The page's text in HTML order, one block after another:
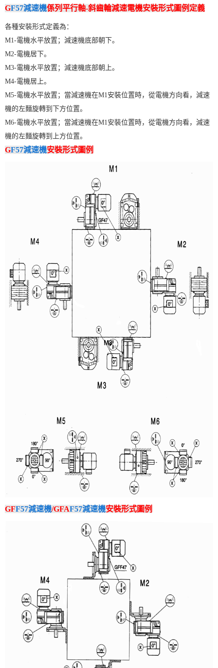
GF57減速機係列平行軸-斜齒輪減速電機安裝形式圖例定義
各種安裝形式定義為：
M1-電機水平放置；減速機底部朝下。
M2-電機居下。
M3-電機水平放置；減速機底部朝上。
M4-電機居上。
M5-電機水平放置；當減速機在M1安裝位置時，從電機方向看，減速
機的左麵旋轉到下方位置。
M6-電機水平放置；當減速機在M1安裝位置時，從電機方向看，減速
機的左麵旋轉到上方位置。
GF57減速機安裝形式圖例
GFF57減速機/GFAF57減速機安裝形式圖例